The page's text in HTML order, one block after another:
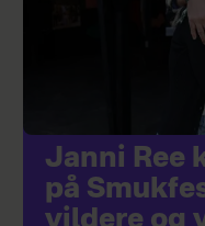
Janni Ree
på